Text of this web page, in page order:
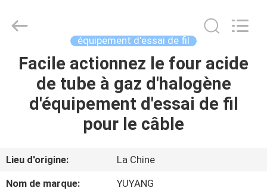
MAISON
PRODUITS
SHOW
INSTRUMENT
Reserved.
équipement d'essai de fil
Facile actionnez le four acide
de tube à gaz d'halogène
d'équipement d'essai de fil
pour le câble
Lieu d'origine:
La Chine
Nom de marque:
YUYANG